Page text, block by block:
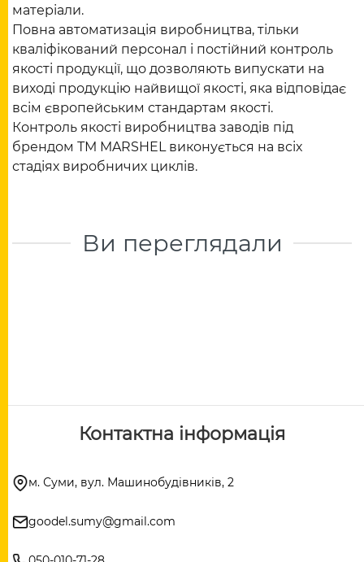
матеріали.
Повна автоматизація виробництва, тільки
кваліфікований персонал і постійний контроль
якості продукції, що дозволяють випускати на
виході продукцію найвищої якості, яка відповідає
всім європейським стандартам якості.
Контроль якості виробництва заводів під
брендом ТМ MARSHEL виконується на всіх
стадіях виробничих циклів.
Ви переглядали
Контактна інформація
м. Суми, вул. Машинобудівників, 2
goodel.sumy@gmail.com